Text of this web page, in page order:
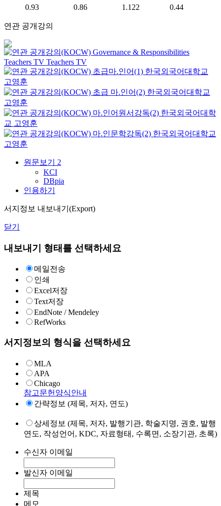
0.93 0.86 1.122 0.44
연관 공개강의
Governance & Responsibilities
Teachers TV Teachers TV
초급마.인어(1) 한국외국어대학교
고영훈
초급 마.인어(2) 한국외국어대학교
고영훈
마.인어원서강독(2) 한국외국어대학
교 고영훈
마.인문학강독(2) 한국외국어대학교
고영훈
원문보기 2
KCI
DBpia
인용하기
서지정보 내보내기(Export)
닫기
내보내기 형태를 선택하세요
메일전송
인쇄
Excel저장
Text저장
EndNote / Mendeley
RefWorks
서지정보의 형식을 선택하세요
MLA
APA
Chicago
참고문헌양식안내
간략정보 (제목, 저자, 연도)
상세정보 (제목, 저자, 발행기관, 학술지명, 권호, 발행
연도, 작성언어, KDC, 자료형태, 수록면, 소장기관, 초록)
수신자 이메일
발신자 이메일
제목
메모